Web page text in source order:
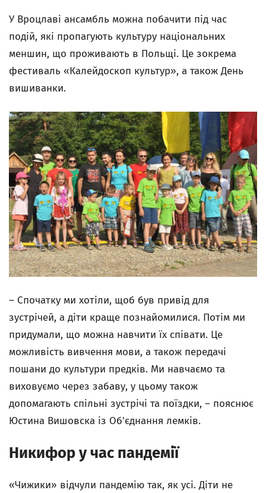
У Вроцлаві ансамбль можна побачити під час
подій, які пропагують культуру національних
меншин, що проживають в Польщі. Це зокрема
фестиваль «Калейдоскоп культур», а також День
вишиванки.
– Спочатку ми хотіли, щоб був привід для
зустрічей, а діти краще познайомилися. Потім ми
придумали, що можна навчити їх співати. Це
можливість вивчення мови, а також передачі
пошани до культури предків. Ми навчаємо та
виховуємо через забаву, у цьому також
допомагають спільні зустрічі та поїздки, – пояснює
Юстина Вишовска із Об'єднання лемків.
Никифор у час пандемії
«Чижики» відчули пандемію так, як усі. Діти не